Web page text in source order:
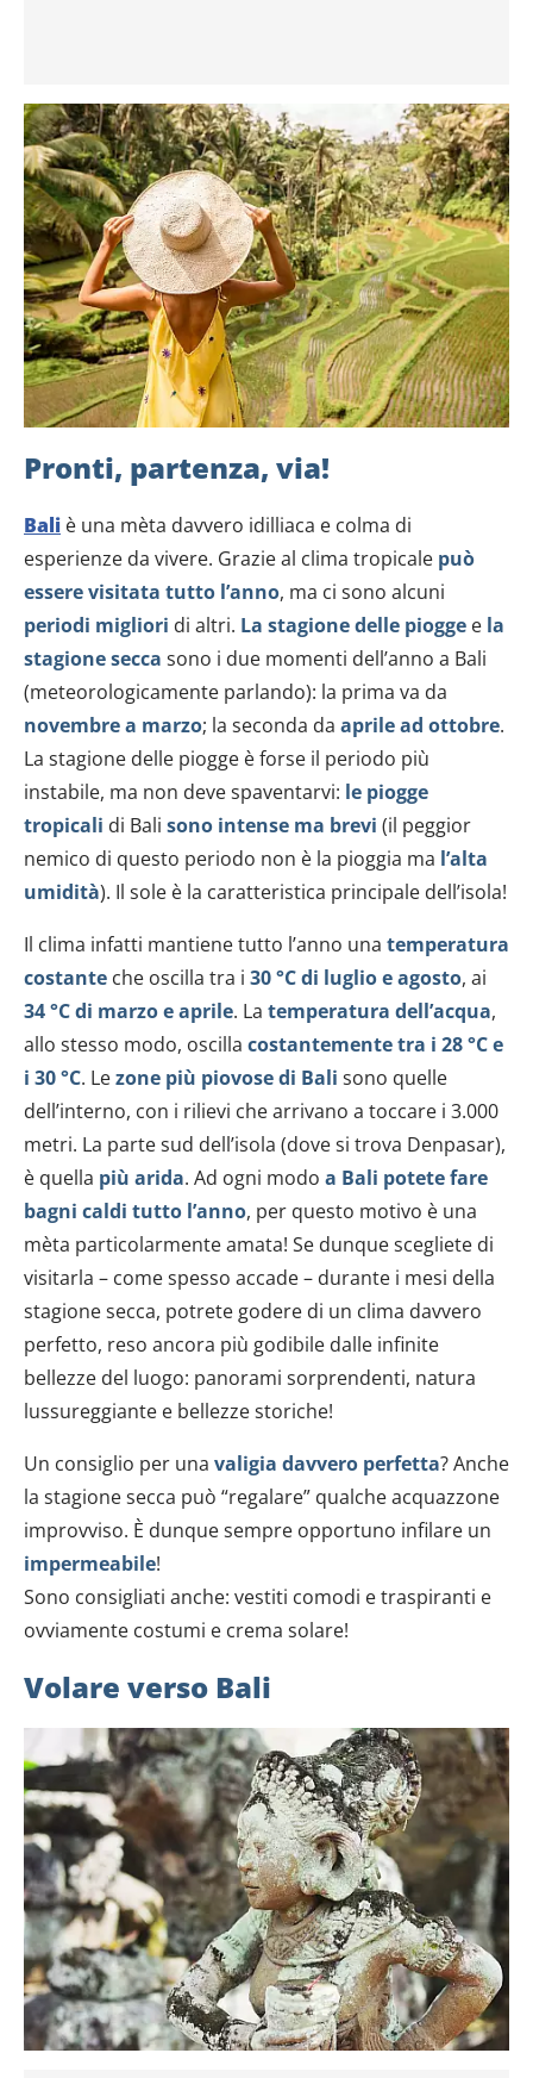
Pronti, partenza, via!
Bali è una mèta davvero idilliaca e colma di
esperienze da vivere. Grazie al clima tropicale può
essere visitata tutto l’anno, ma ci sono alcuni
periodi migliori di altri. La stagione delle piogge e la
stagione secca sono i due momenti dell’anno a Bali
(meteorologicamente parlando): la prima va da
novembre a marzo; la seconda da aprile ad ottobre.
La stagione delle piogge è forse il periodo più
instabile, ma non deve spaventarvi: le piogge
tropicali di Bali sono intense ma brevi (il peggior
nemico di questo periodo non è la pioggia ma l’alta
umidità). Il sole è la caratteristica principale dell’isola!
Il clima infatti mantiene tutto l’anno una temperatura
costante che oscilla tra i 30 °C di luglio e agosto, ai
34 °C di marzo e aprile. La temperatura dell’acqua,
allo stesso modo, oscilla costantemente tra i 28 °C e
i 30 °C. Lezone più piovose di Bali sono quelle
dell’interno, con i rilievi che arrivano a toccare i 3.000
metri. La parte sud dell’isola (dove si trova Denpasar),
è quella più arida. Ad ogni modo a Bali potete fare
bagni caldi tutto l’anno, per questo motivo è una
mèta particolarmente amata! Se dunque scegliete di
visitarla – come spesso accade – durante i mesi della
stagione secca, potrete godere di un clima davvero
perfetto, reso ancora più godibile dalle infinite
bellezze del luogo: panorami sorprendenti, natura
lussureggiante e bellezze storiche!
Un consiglio per una valigia davvero perfetta? Anche
la stagione secca può “regalare” qualche acquazzone
improvviso. È dunque sempre opportuno infilare un
impermeabile!
Sono consigliati anche: vestiti comodi e traspiranti e
ovviamente costumi e crema solare!
Volare verso Bali